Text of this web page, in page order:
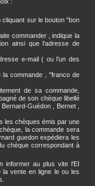
sur le bouton "bon
commander , indique la
ainsi que l'adresse de
e-mail ( ou l'un des
commande , "franco de
de sa commande,
de son chèque libellé
Guédon , Bernet ,
les chèques émis par une
la commande sera
guedon expédiera les
chèque correspondant à
informer au plus vite l'EI
la vente en ligne le ou les